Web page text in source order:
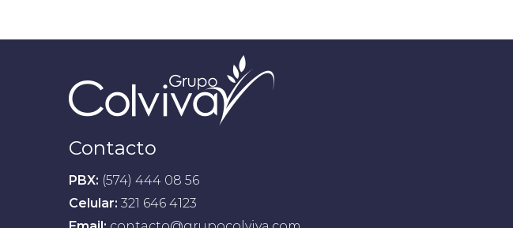
Contacto
PBX: (574) 444 08 56
Celular: 321 646 4123